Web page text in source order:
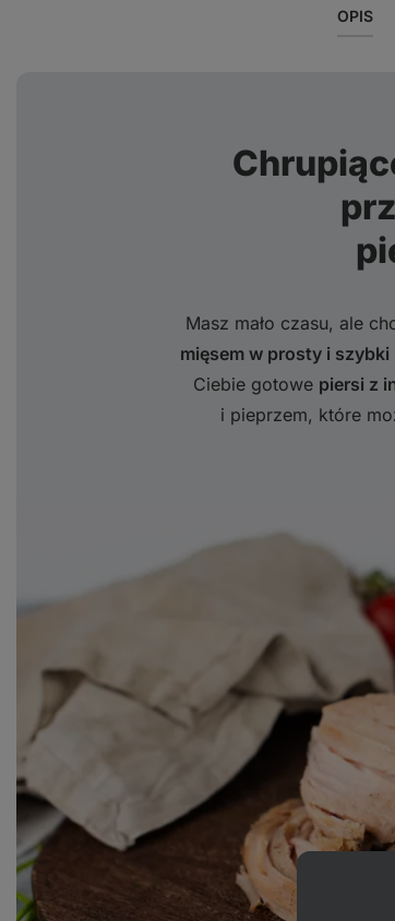
OPIS
Masz mało czasu, ale
mięsem w prosty i
Ciebie gotowe piersi z
i pieprzem, które